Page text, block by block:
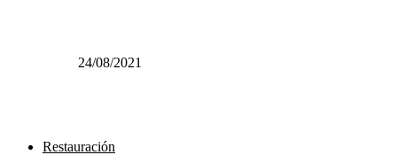
24/08/2021
Restauración